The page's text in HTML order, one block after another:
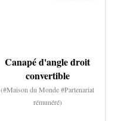
Canapé d'angle droit
convertible
(#Maison du Monde #Partenariat
rémunéré)